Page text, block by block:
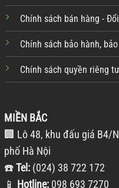
Chính sách bán hàng -
Chính sách bảo hành,
Chính sách quyền riêng tư
MIỀN BẮC
🏢 Lô 48, khu đấu giá B4/
phố Hà Nội
☎️Tel: (024) 38 722 172
📱 Hotline: 098 693 7270